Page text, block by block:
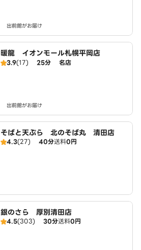
出前館がお届け
暖龍 イオンモール札幌平岡店
3.9(17) 25分 名店
出前館がお届け
そばと天ぷら 北のそば丸 清田店
4.3(27) 40分送料0円
銀のさら 厚別清田店
4.5(303) 30分送料0円